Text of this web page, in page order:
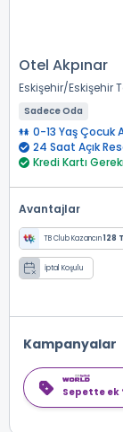
Otel Akpınar
Eskişehir Eskişehir
Sadece Oda
0-13 Yaş Çocuk
24 Saat Açık
Kredi Kartı
Avantajlar
TB Club Kazancın128
İptal Koşulu
Kampanyalar
Sepette ek